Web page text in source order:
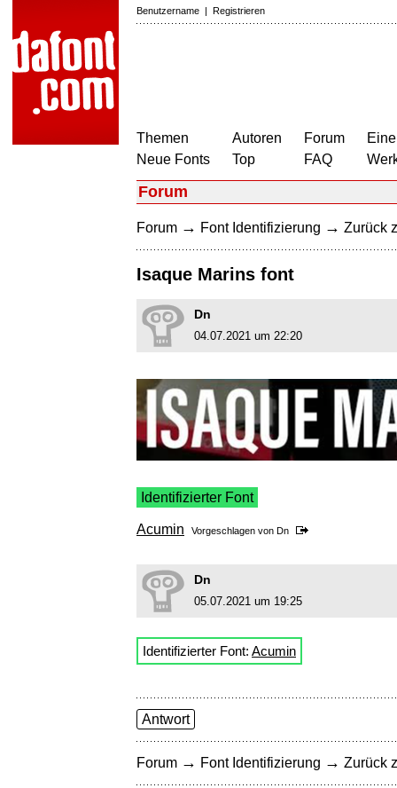
Benutzername | Registrieren
Themen
Neue Fonts
Autoren
Top
Forum
FAQ
Forum
Forum → Font Identifizierung → Zurück
Isaque Marins font
Dn
04.07.2021 um 22:20
Identifizierter Font
Acumin Vorgeschlagen von Dn
Dn
05.07.2021 um 19:25
Identifizierter Font: Acumin
Antwort
Forum → Font Identifizierung → Zurück